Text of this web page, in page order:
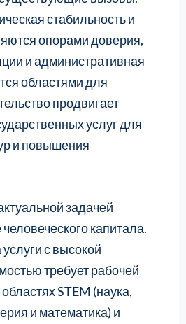
стабильность и
опорами доверия,
и административная
областями для
продвигает
услуг для
и повышения
задачей
капитала.
с высокой
требует рабочей
STEM (наука,
и математика) и